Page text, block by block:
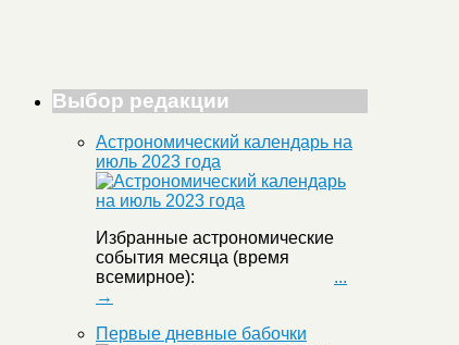
Выбор редакции
Астрономический календарь на
июль 2023 года
Избранные астрономические
события месяца (время
всемирное): ...
→
Первые дневные бабочки